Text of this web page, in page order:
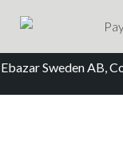
Ebazar Sweden AB,